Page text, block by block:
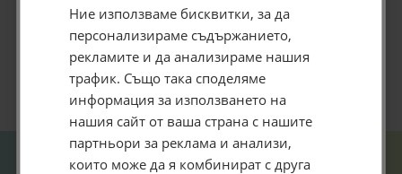
Ние използваме бисквитки, за да
персонализираме съдържанието,
рекламите и да анализираме нашия
трафик. Също така споделяме
информация за използването на
нашия сайт от ваша страна с нашите
партньори за реклама и анализи,
които може да я комбинират с друга
Специален подарък за
теб!
Абонирай се за ексклузивни седмични оферти и
специални предложения само за теб като
въведеш само email адрес и получи отстъпка от
първата ти поръчка.
Email